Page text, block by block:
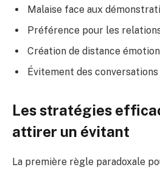
Malaise face aux
Préférence pour les
Création de distance
Évitement des conversations
Les stratégies
attirer un évitant
La première règle paradoxale